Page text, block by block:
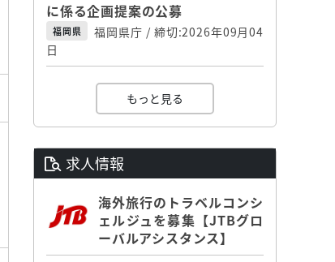
に係る企画提案の公募
福岡県
福岡県庁 / 締切:2026年09月04
日
もっと見る
求人情報
海外旅行のトラベルコンシ
ェルジュを募集【JTBグロ
ーバルアシスタンス】